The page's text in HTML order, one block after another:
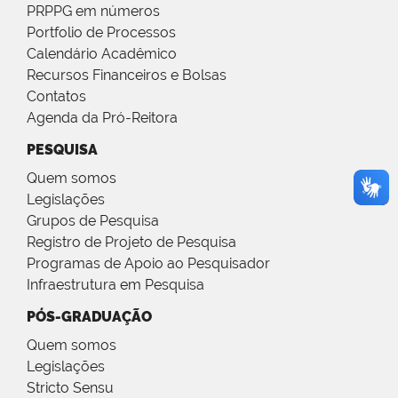
PRPPG em números
Portfolio de Processos
Calendário Acadêmico
Recursos Financeiros e Bolsas
Contatos
Agenda da Pró-Reitora
PESQUISA
Quem somos
Legislações
Grupos de Pesquisa
Registro de Projeto de Pesquisa
Programas de Apoio ao Pesquisador
Infraestrutura em Pesquisa
PÓS-GRADUAÇÃO
Quem somos
Legislações
Stricto Sensu